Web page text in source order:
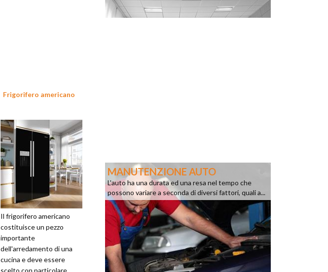
Frigorifero americano
Il frigorifero americano
costituisce un pezzo
importante
dell'arredamento di una
cucina e deve essere
scelto con particolare
MANUTENZIONE AUTO
L'auto ha una durata ed una resa nel tempo che
possono variare a seconda di diversi fattori, quali a...